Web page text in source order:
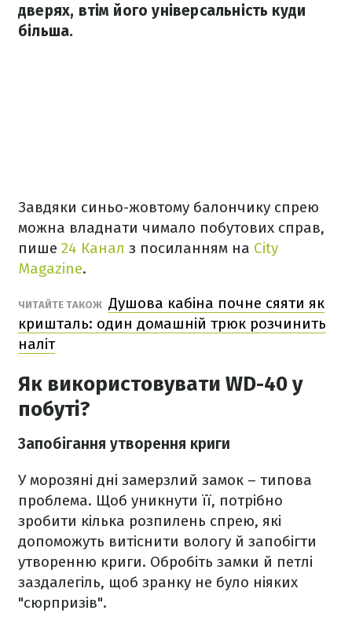
дверях, втім його універсальність куди
більша.
Завдяки синьо-жовтому балончику спрею
можна владнати чимало побутових справ,
пише 24 Канал з посиланням на City
Magazine.
ЧИТАЙТЕ ТАКОЖ Душова кабіна почне сяяти як
кришталь: один домашній трюк розчинить
наліт
Як використовувати WD-40 у
побуті?
Запобігання утворення криги
У морозяні дні замерзлий замок – типова
проблема. Щоб уникнути її, потрібно
зробити кілька розпилень спрею, які
допоможуть витіснити вологу й запобігти
утворенню криги. Обробіть замки й петлі
заздалегіль, щоб зранку не було ніяких
"сюрпризів".